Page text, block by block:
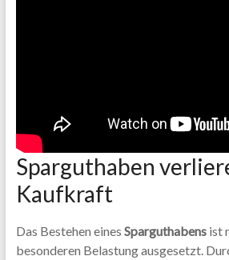
Sparguthaben
Kaufkraft
Das Bestehen eines Sparguthabensist
besonderen Belastung ausgesetzt.